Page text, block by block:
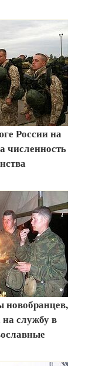
России на
численность
новобранцев,
службу в